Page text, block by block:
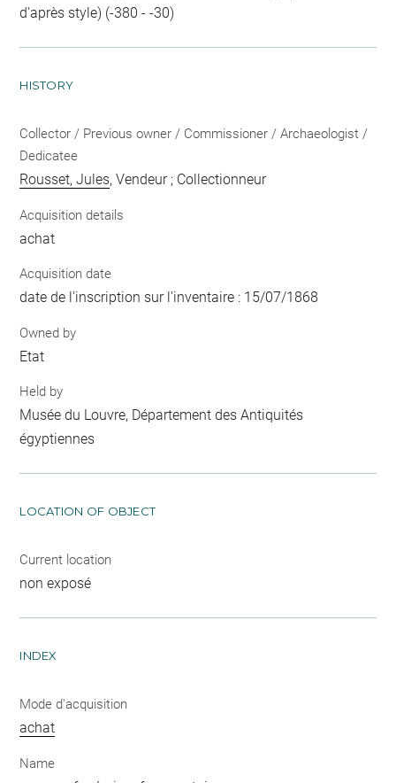
d'après style) (-380 - -30)
HISTORY
Collector / Previous owner / Commissioner / Archaeologist /
Dedicatee
Rousset, Jules, Vendeur ; Collectionneur
Acquisition details
achat
Acquisition date
date de l'inscription sur l'inventaire : 15/07/1868
Owned by
Etat
Held by
Musée du Louvre, Département des Antiquités
égyptiennes
LOCATION OF OBJECT
Current location
non exposé
INDEX
Mode d'acquisition
achat
Name